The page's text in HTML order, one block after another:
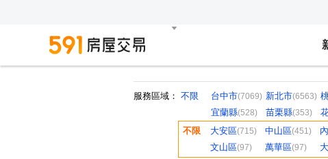
服務區域： 不限 台中市(7069) 新北市(6563)
宜蘭縣(528) 苗栗縣(353)
不限 大安區(715) 中山區(451)
文山區(97) 萬華區(97)